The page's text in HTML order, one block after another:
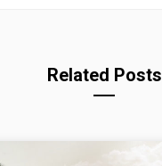
Related Posts